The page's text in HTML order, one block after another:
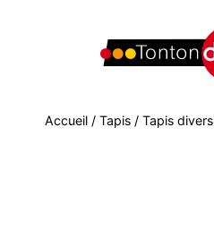
Accueil / Tapis / Tapis divers